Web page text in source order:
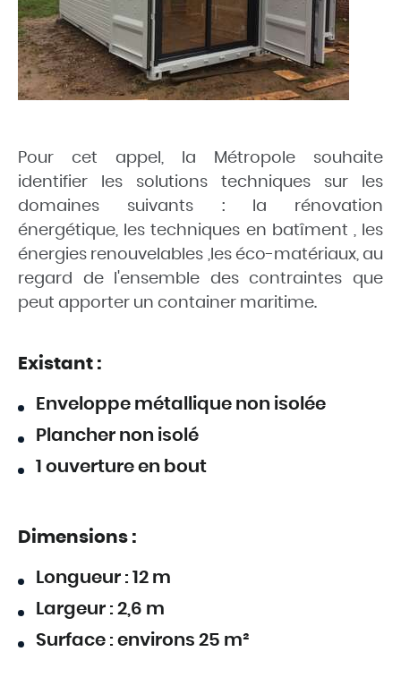
Pour cet appel, la Métropole souhaite
identifier les solutions techniques sur les
domaines suivants : la rénovation
énergétique, les techniques en batîment , les
énergies renouvelables ,les éco-matériaux, au
regard de l'ensemble des contraintes que
peut apporter un container maritime.
Existant :
Enveloppe métallique non isolée
Plancher non isolé
1 ouverture en bout
Dimensions :
Longueur : 12 m
Largeur : 2,6 m
Surface : environs 25 m²